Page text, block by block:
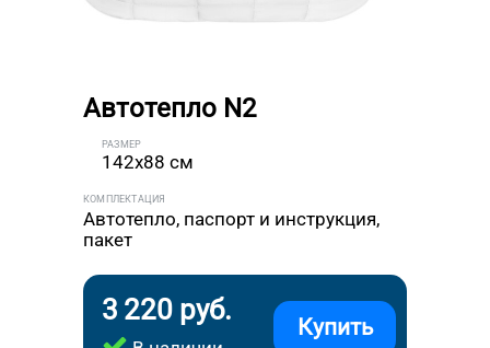
Автотепло N2
РАЗМЕР
142x88 см
КОМПЛЕКТАЦИЯ
Автотепло, паспорт и инструкция,
пакет
3 220 руб.
Купить